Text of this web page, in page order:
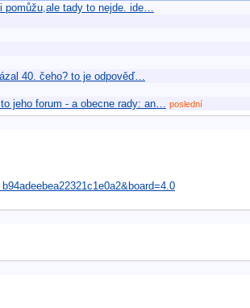
tady to nejde. ide…
40. čeho? to je odpověď…
jeho forum - a obecne rady: an… poslední